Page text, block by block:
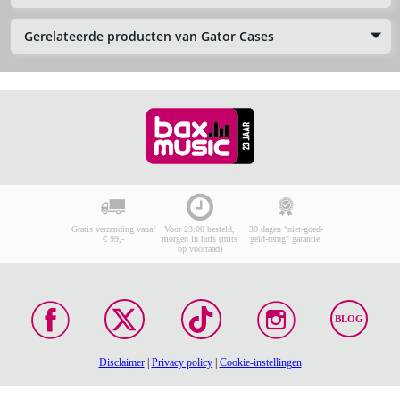
Gerelateerde producten van Gator Cases
Gratis verzending vanaf
€ 99,-
Voor 23:00 besteld,
morgen in huis (mits
op voorraad)
30 dagen "niet-goed-
geld-terug" garantie!
BLOG
Disclaimer| Privacy policy| Cookie-instellingen